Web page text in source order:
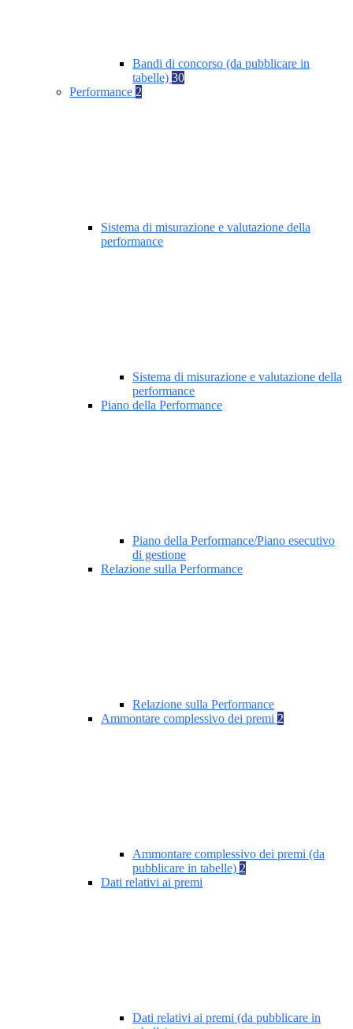
Bandi di concorso (da pubblicare in
tabelle) 30
Performance 2
Sistema di misurazione e valutazione della
performance
Sistema di misurazione e valutazione della
performance
Piano della Performance
Piano della Performance/Piano esecutivo
di gestione
Relazione sulla Performance
Relazione sulla Performance
Ammontare complessivo dei premi 2
Ammontare complessivo dei premi (da
pubblicare in tabelle) 2
Dati relativi ai premi
Dati relativi ai premi (da pubblicare in